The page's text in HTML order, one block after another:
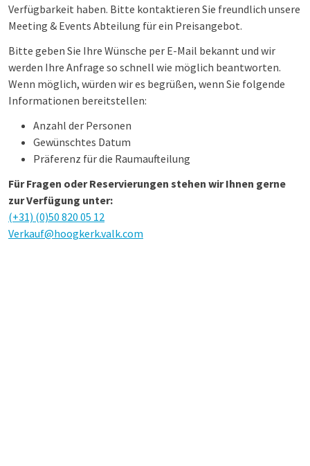
Verfügbarkeit haben. Bitte kontaktieren Sie freundlich unsere
Meeting & Events Abteilung für ein Preisangebot.
Bitte geben Sie Ihre Wünsche per E-Mail bekannt und wir
werden Ihre Anfrage so schnell wie möglich beantworten.
Wenn möglich, würden wir es begrüßen, wenn Sie folgende
Informationen bereitstellen:
Anzahl der Personen
Gewünschtes Datum
Präferenz für die Raumaufteilung
Für Fragen oder Reservierungen stehen wir Ihnen gerne
zur Verfügung unter:
(+31) (0)50 820 05 12
Verkauf@hoogkerk.valk.com